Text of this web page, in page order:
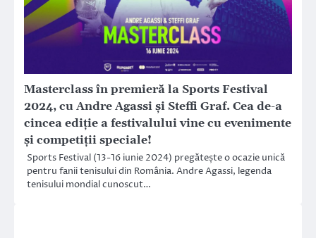
Masterclass în premieră la Sports Festival
2024, cu Andre Agassi și Steffi Graf. Cea de-a
cincea ediție a festivalului vine cu evenimente
și competiții speciale!
Sports Festival (13-16 iunie 2024) pregătește o ocazie unică
pentru fanii tenisului din România. Andre Agassi, legenda
tenisului mondial cunoscut…